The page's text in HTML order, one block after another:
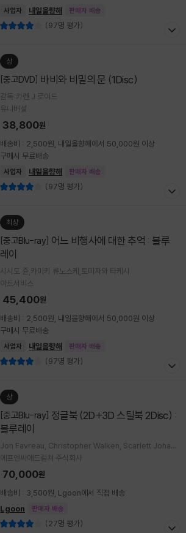
사업자 내일을향해 판매자 배송
(97명 평가)
상
[중고DVD] 바비와 비밀의 문 (1Disc)
감독:카렌 J 로이드
유니버셜
38,800원
배송비 : 2,500원, 내일을향해에서 50,000원 이상
구매시 무료배송
사업자 내일을향해 판매자 배송
(97명 평가)
최상
[중고Blu-ray]
레이
시시도 쥰,카미키 류노스케,토미자와 타케시
아트서비스
45,400원
배송비 : 2,500원, 내일을향해에서 50,000원 이상
구매시 무료배송
사업자 내일을향해 판매자 배송
(97명 평가)
상
[중고Blu-ray]
블루레이
Jon Favreau, Christopher Walken, Scarlett Johan
sson, Ben Kingsley, Idris Elba, Bill Murray, Neel S
에프엔씨애드컬쳐 주식회사
70,000원
배송비 : 3,500원, Lgoon에서 직접 배송
Lgoon
판매자 배송
(27명 평가)